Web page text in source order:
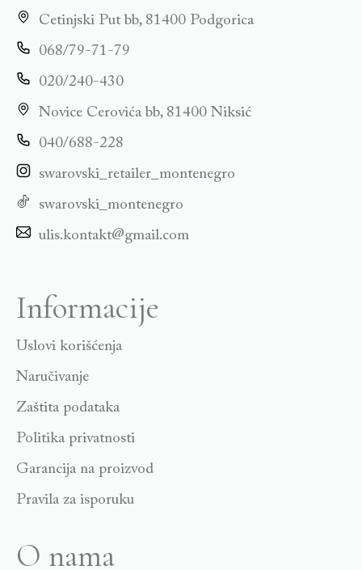
Cetinjski Put bb, 81400 Podgorica
068/79-71-79
020/240-430
Novice Cerovića bb, 81400 Niksić
040/688-228
swarovski_retailer_montenegro
swarovski_montenegro
ulis.kontakt@gmail.com
Informacije
Uslovi korišćenja
Naručivanje
Zaštita podataka
Politika privatnosti
Garancija na proizvod
Pravila za isporuku
O nama